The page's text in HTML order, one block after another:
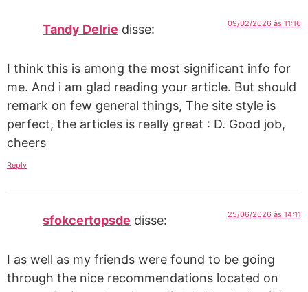
Tandy Delrie disse: 09/02/2026 às 11:16
I think this is among the most significant info for
me. And i am glad reading your article. But should
remark on few general things, The site style is
perfect, the articles is really great : D. Good job,
cheers
Reply
sfokcertopsde disse: 25/06/2026 às 14:11
I as well as my friends were found to be going
through the nice recommendations located on